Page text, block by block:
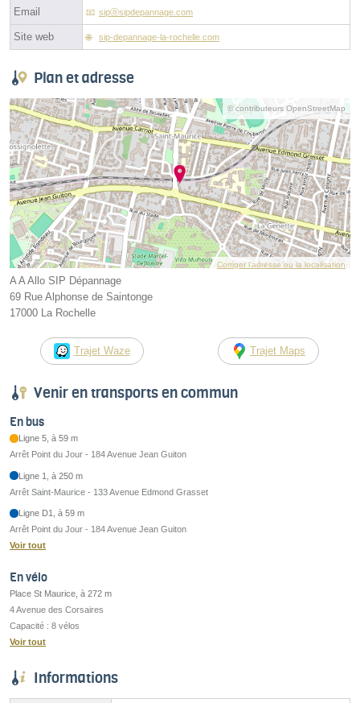
Email sipⓐsipdepannage.com
Site web sip-depannage-la-rochelle.com
Plan et adresse
© contributeurs OpenStreetMap
Corriger l’adresse ou la localisation
A A Allo SIP Dépannage
69 Rue Alphonse de Saintonge
17000 La Rochelle
Trajet Waze Trajet Maps
Venir en transports en commun
En bus
Ligne 5, à 59 m
Arrêt Point du Jour - 184 Avenue Jean Guiton
Ligne 1, à 250 m
Arrêt Saint-Maurice - 133 Avenue Edmond Grasset
Ligne D1, à 59 m
Arrêt Point du Jour - 184 Avenue Jean Guiton
Voir tout
En vélo
Place St Maurice, à 272 m
4 Avenue des Corsaires
Capacité : 8 vélos
Voir tout
Informations